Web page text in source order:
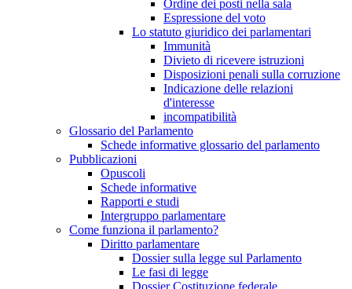
Ordine dei posti nella sala
Espressione del voto
Lo statuto giuridico dei parlamentari
Immunità
Divieto di ricevere istruzioni
Disposizioni penali sulla corruzione
Indicazione delle relazioni
d'interesse
incompatibilità
Glossario del Parlamento
Schede informative glossario del parlamento
Pubblicazioni
Opuscoli
Schede informative
Rapporti e studi
Intergruppo parlamentare
Come funziona il parlamento?
Diritto parlamentare
Dossier sulla legge sul Parlamento
Le fasi di legge